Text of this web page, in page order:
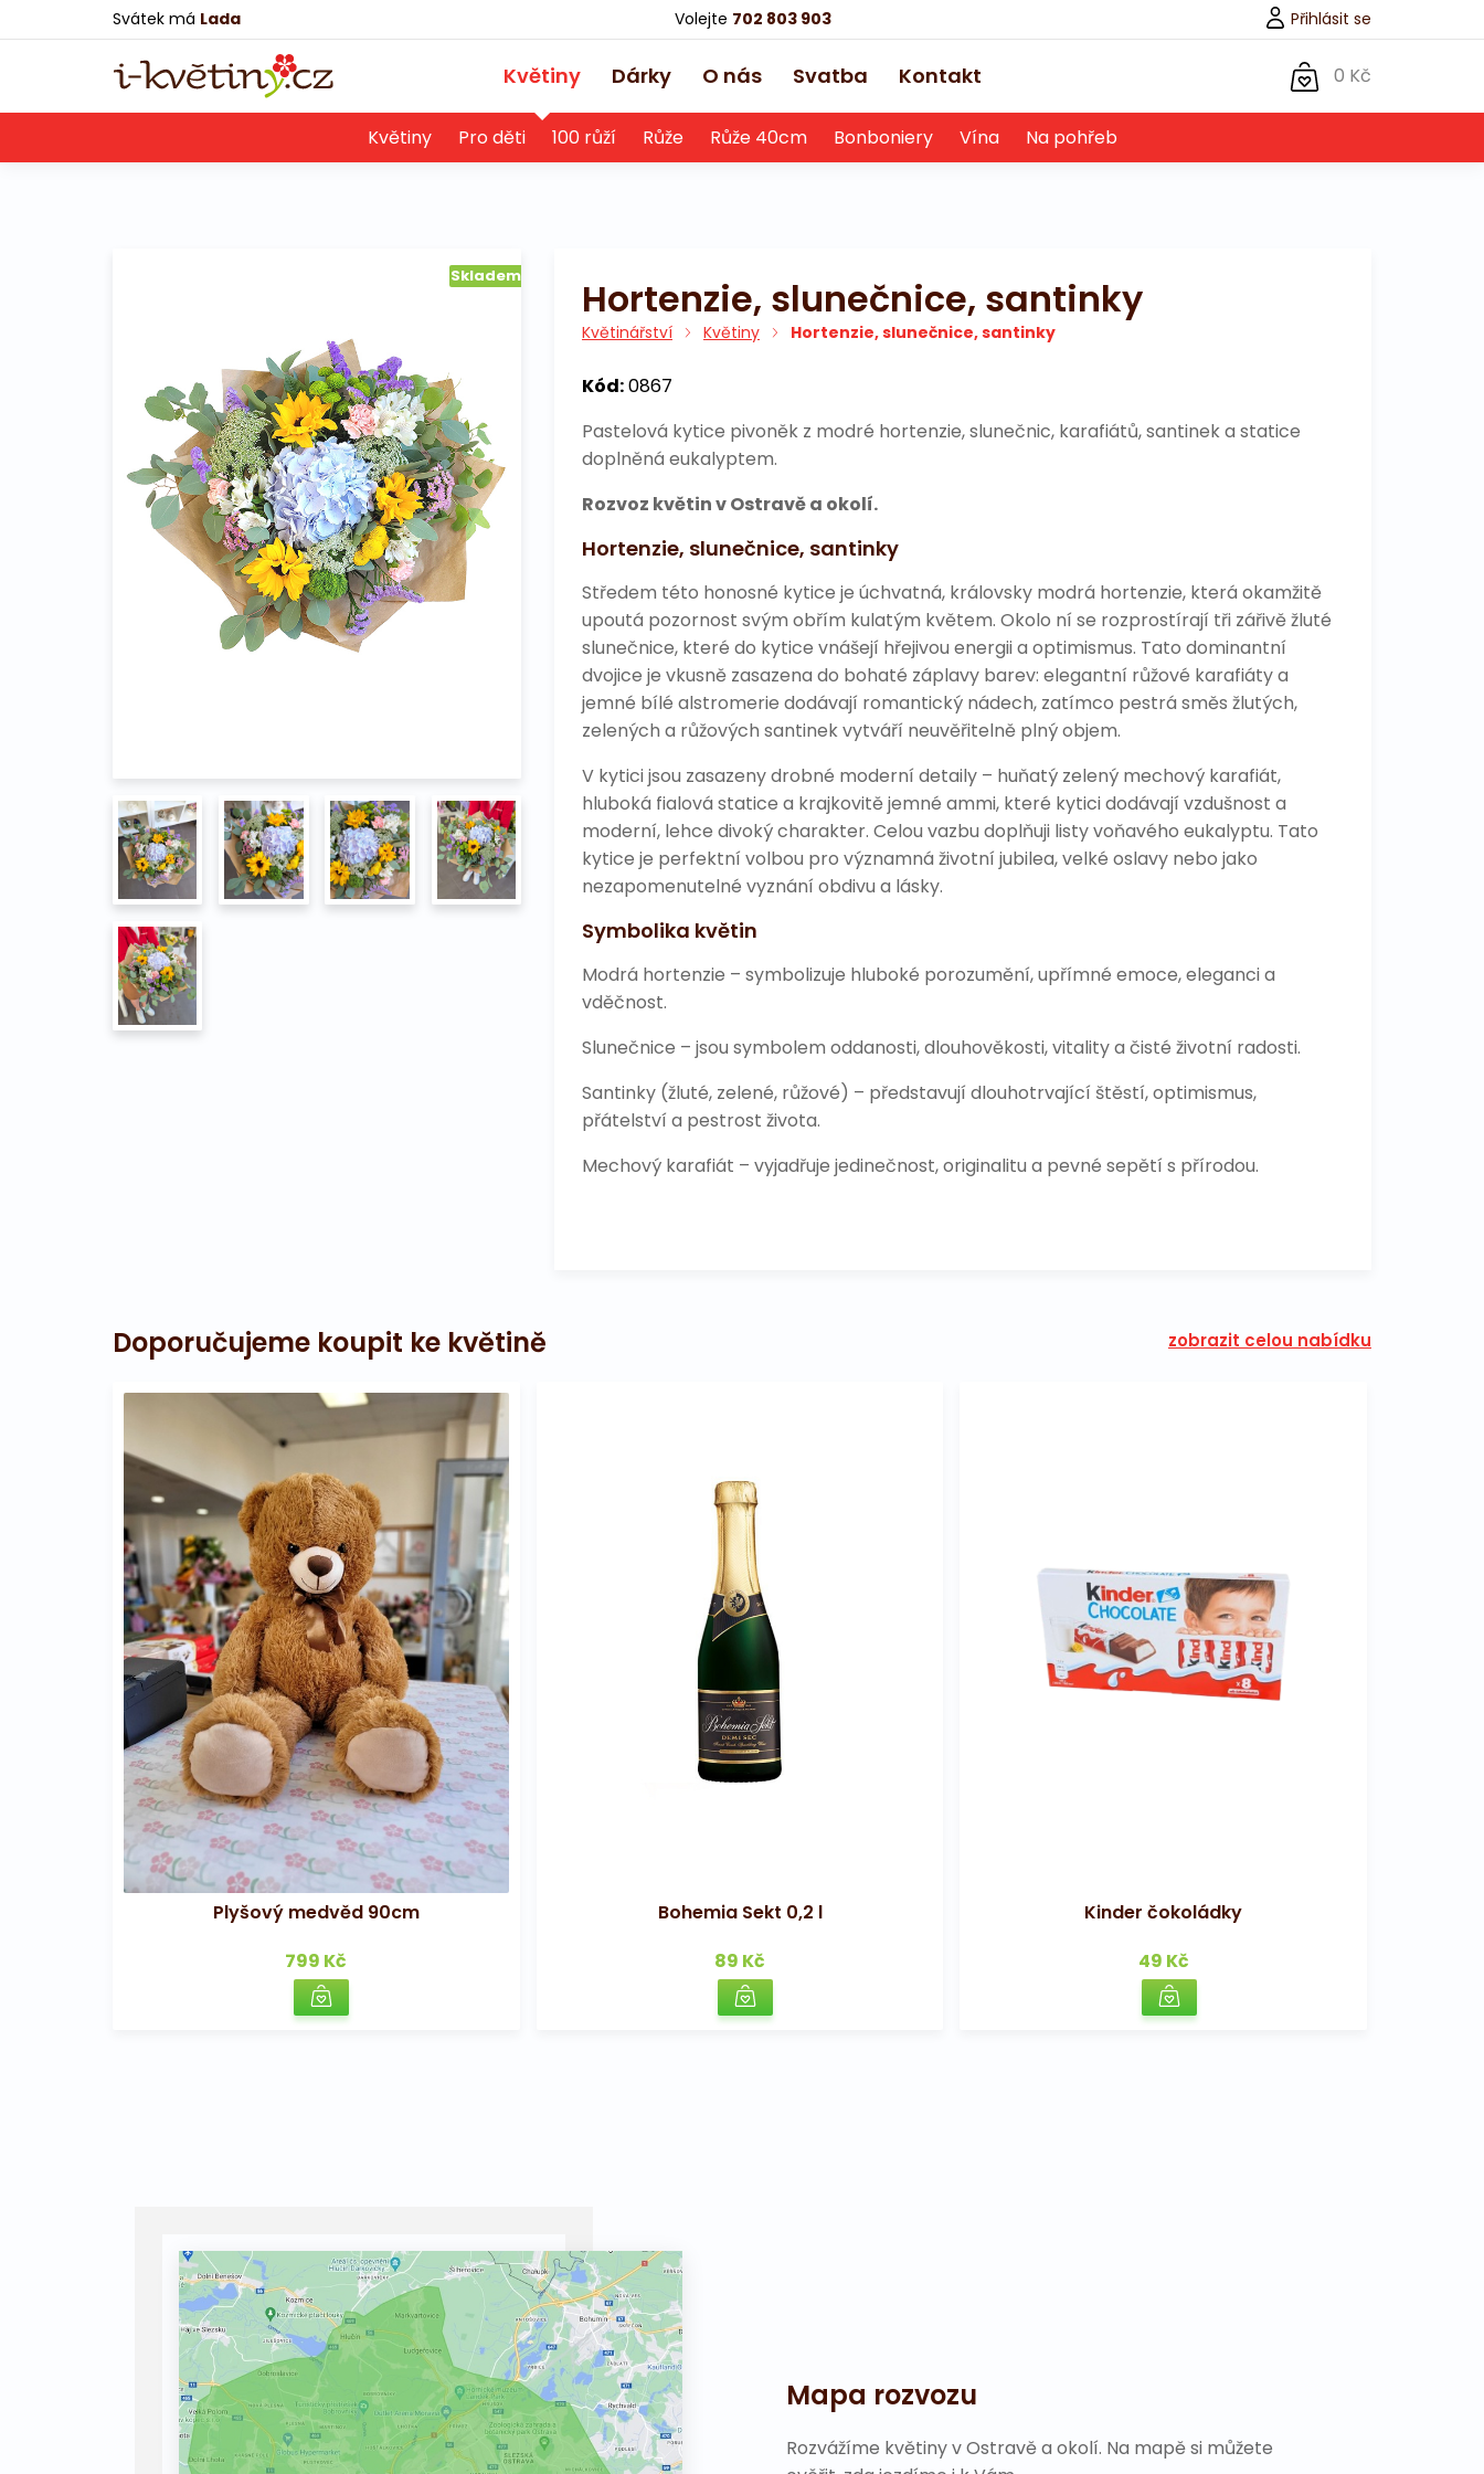
Svátek má Lada Volejte 702 803 903 Přihlásit se
0 Kč
Květiny
Květiny Pro děti 100 růží Růže Růže 40cm Bonboniery Vína Na pohřeb
Dárky O nás Svatba Kontakt
Skladem Hortenzie, slunečnice, santinky
Květinářství Květiny Hortenzie, slunečnice, santinky
Kód:0867
Pastelová kytice pivoněk z modré hortenzie, slunečnic, karafiátů, santinek a statice
doplněná eukalyptem.
Rozvoz květin v Ostravě a okolí.
Hortenzie, slunečnice, santinky
Středem této honosné kytice je úchvatná, královsky modrá hortenzie, která okamžitě
upoutá pozornost svým obřím kulatým květem. Okolo ní se rozprostírají tři zářivě žluté
slunečnice, které do kytice vnášejí hřejivou energii a optimismus. Tato dominantní
dvojice je vkusně zasazena do bohaté záplavy barev: elegantní růžové karafiáty a
jemné bílé alstromerie dodávají romantický nádech, zatímco pestrá směs žlutých,
zelených a růžových santinek vytváří neuvěřitelně plný objem.
V kytici jsou zasazeny drobné moderní detaily – huňatý zelený mechový karafiát,
hluboká fialová statice a krajkovitě jemné ammi, které kytici dodávají vzdušnost a
moderní, lehce divoký charakter. Celou vazbu doplňuji listy voňavého eukalyptu. Tato
kytice je perfektní volbou pro významná životní jubilea, velké oslavy nebo jako
nezapomenutelné vyznání obdivu a lásky.
Symbolika květin
Modrá hortenzie – symbolizuje hluboké porozumění, upřímné emoce, eleganci a
vděčnost.
Slunečnice – jsou symbolem oddanosti, dlouhověkosti, vitality a čisté životní radosti.
Santinky (žluté, zelené, růžové) – představují dlouhotrvající štěstí, optimismus,
přátelství a pestrost života.
Mechový karafiát – vyjadřuje jedinečnost, originalitu a pevné sepětí s přírodou.
Doporučujeme koupit ke květině zobrazit celou nabídku
Plyšový medvěd 90cm
799 Kč
Bohemia Sekt 0,2 l
89 Kč
Kinder čokoládky
49 Kč
Mapa rozvozu
Rozvážíme květiny v Ostravě a okolí. Na mapě si můžete